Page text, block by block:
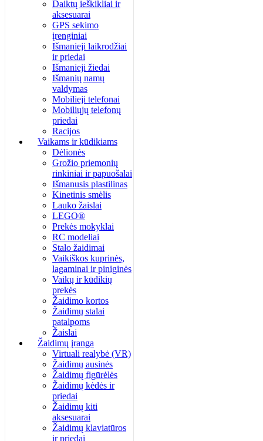
Daiktų ieškikliai ir
aksesuarai
GPS sekimo
įrenginiai
Išmanieji laikrodžiai
ir priedai
Išmanieji žiedai
Išmanių namų
valdymas
Mobilieji telefonai
Mobiliųjų telefonų
priedai
Racijos
Vaikams ir kūdikiams
Dėlionės
Grožio priemonių
rinkiniai ir papuošalai
Išmanusis plastilinas
Kinetinis smėlis
Lauko žaislai
LEGO®
Prekės mokyklai
RC modeliai
Stalo žaidimai
Vaikiškos kuprinės,
lagaminai ir piniginės
Vaikų ir kūdikių
prekės
Žaidimo kortos
Žaidimų stalai
patalpoms
Žaislai
Žaidimų įranga
Virtuali realybė (VR)
Žaidimų ausinės
Žaidimų figūrėlės
Žaidimų kėdės ir
priedai
Žaidimų kiti
aksesuarai
Žaidimų klaviatūros
ir priedai